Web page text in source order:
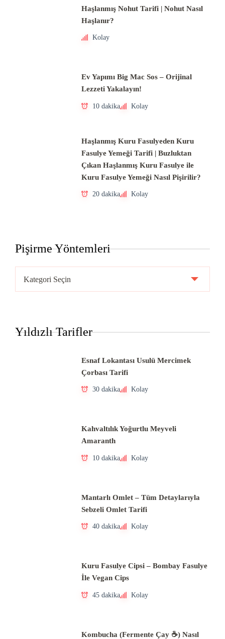
Haşlanmış Nohut Tarifi | Nohut Nasıl
Haşlanır?
Kolay
Ev Yapımı Big Mac Sos – Orijinal
Lezzeti Yakalayın!
10 dakika Kolay
Haşlanmış Kuru Fasulyeden Kuru
Fasulye Yemeği Tarifi | Buzluktan
Çıkan Haşlanmış Kuru Fasulye ile
Kuru Fasulye Yemeği Nasıl Pişirilir?
20 dakika Kolay
Pişirme Yöntemleri
Yöntemleri
Yıldızlı Tarifler
Esnaf Lokantası Usulü Mercimek
Çorbası Tarifi
30 dakika Kolay
Kahvaltılık Yoğurtlu Meyveli
Amaranth
10 dakika Kolay
Mantarlı Omlet – Tüm Detaylarıyla
Sebzeli Omlet Tarifi
40 dakika Kolay
Kuru Fasulye Cipsi – Bombay Fasulye
İle Vegan Cips
45 dakika Kolay
Kombucha (Fermente Çay ☕) Nasıl